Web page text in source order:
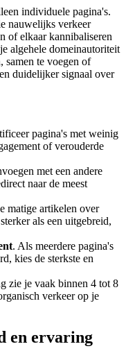
individuele pagina's.
nauwelijks verkeer
of elkaar kannibaliseren
algehele domeinautoriteit
samen te voegen of
duidelijker signaal over
pagina's met weinig
of verouderde
met een andere
naar de meest
matige artikelen over
als een uitgebreid,
. Als meerdere pagina's
kies de sterkste en
zie je vaak binnen 4 tot 8
verkeer op je
en ervaring